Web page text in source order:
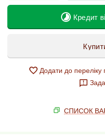
Кредит
Додати до переліку
СПИСОК